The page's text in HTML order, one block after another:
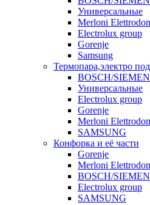
Универсальные
Merloni
Electrolux group
Gorenje
Samsung
Термопара,электро
BOSCH/
Универсальные
Electrolux group
Gorenje
Merloni
SAMSUNG
Конфорка и её части
Gorenje
Merloni
BOSCH/
Electrolux group
SAMSUNG